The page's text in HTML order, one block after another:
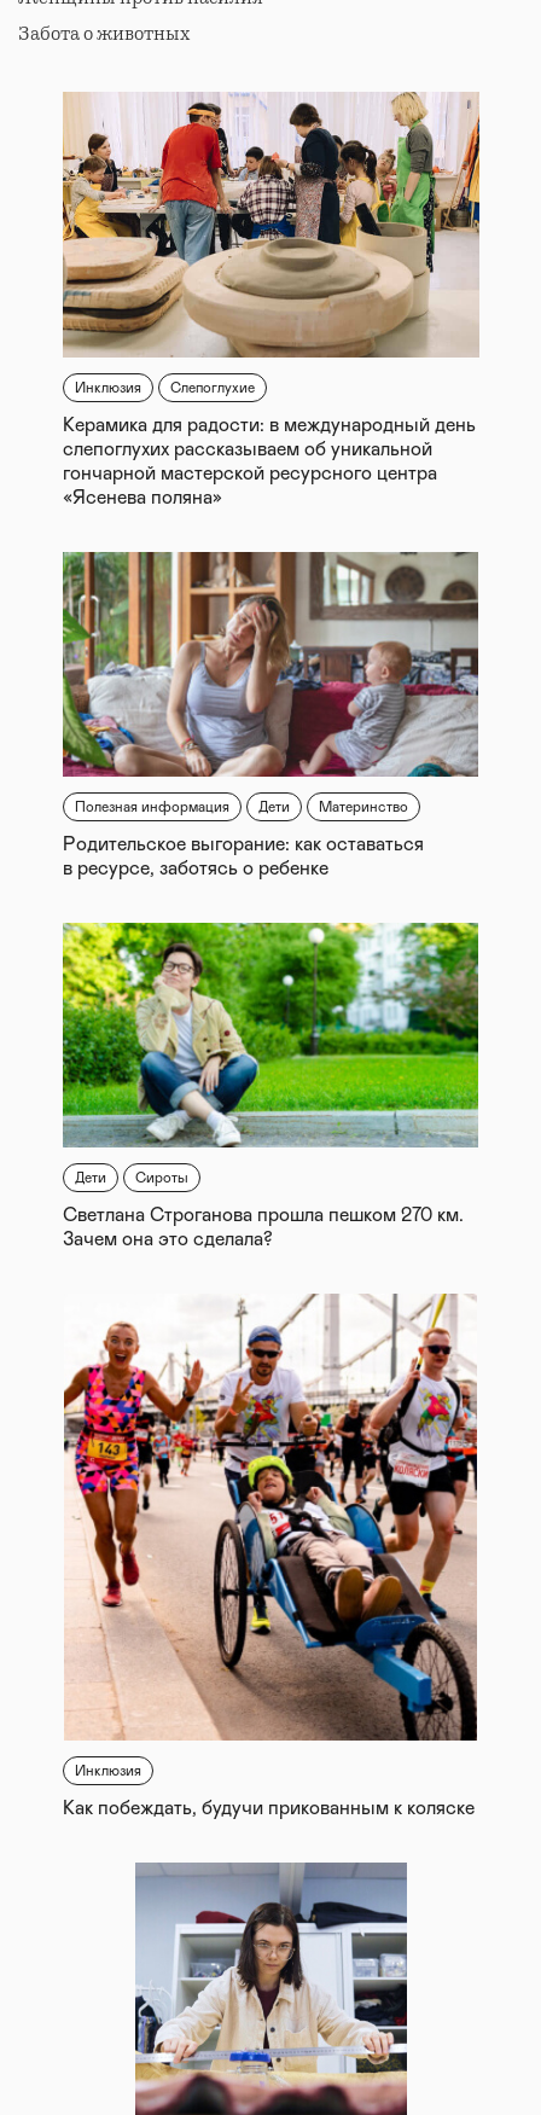
Забота о животных
Инклюзия Слепоглухие
Керамика для радости: в международный день
слепоглухих рассказываем об уникальной
гончарной мастерской ресурсного центра
«Ясенева поляна»
Полезная информация Дети Материнство
Родительское выгорание: как оставаться
в ресурсе, заботясь о ребенке
Дети Сироты
Светлана Строганова прошла пешком 270 км.
Зачем она это сделала?
Инклюзия
Как побеждать, будучи прикованным к коляске